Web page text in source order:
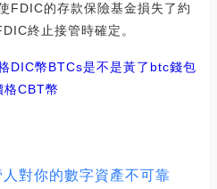
FDIC的存款保險基金損失了約
終止接管時確定。
DIC幣BTCs是不是黃了 btc錢包
格CBT幣
對你的數字資產不可靠